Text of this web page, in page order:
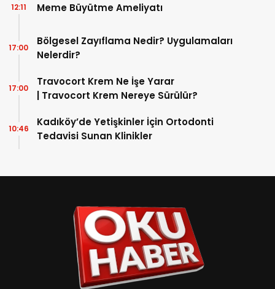
Meme Büyütme Ameliyatı
12:11
Bölgesel Zayıflama Nedir? Uygulamaları
Nelerdir?
17:00
Travocort Krem Ne İşe Yarar
| Travocort Krem Nereye Sürülür?
17:00
Kadıköy’de Yetişkinler İçin Ortodonti
Tedavisi Sunan Klinikler
10:46